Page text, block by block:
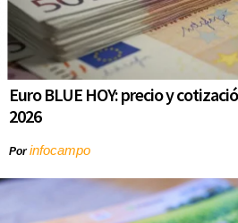
Euro BLUE HOY: precio y
2026
Porinfocampo